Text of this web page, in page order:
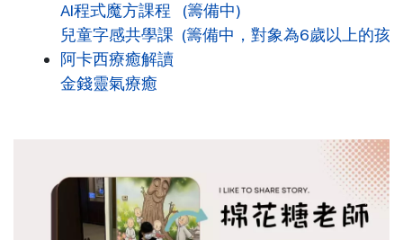
AI程式魔方課程 (籌備中)
兒童字感共學課 (籌備中，對象為6歲以上的孩
阿卡西療癒解讀
金錢靈氣療癒